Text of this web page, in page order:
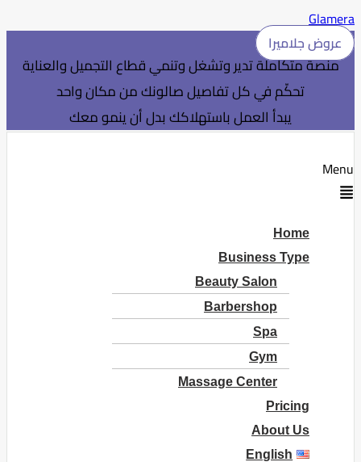
Glamera
عروض جلاميرا
منصة متكاملة تدير وتشغل وتنمي قطاع التجميل والعناية
تحكّم في كل تفاصيل صالونك من مكان واحد
يبدأ العمل باستهلاكك بدل أن ينمو معك
Menu
Home
Business Type
Beauty Salon
Barbershop
Spa
Gym
Massage Center
Pricing
About Us
English